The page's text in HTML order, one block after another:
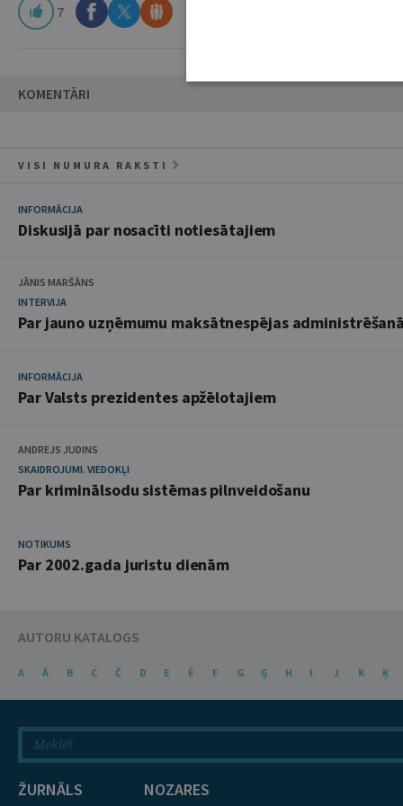
7
KOMENTĀRI
VISI NUMURA RAKSTI
INFORMĀCIJA
Diskusijā par nosacīti notiesātajiem
JĀNIS MARŠĀNS
INTERVIJA
Par jauno uzņēmumu maksātnespējas administrēšanā
INFORMĀCIJA
Par Valsts prezidentes apžēlotajiem
ANDREJS JUDINS
SKAIDROJUMI. VIEDOKĻI
Par kriminālsodu sistēmas pilnveidošanu
NOTIKUMS
Par 2002.gada juristu dienām
AUTORU KATALOGS
A Ā B C Č D E Ē F G Ģ H I J K Ķ
ŽURNĀLS NOZARES